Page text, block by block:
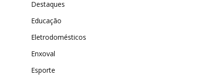
Destaques
Educação
Eletrodomésticos
Enxoval
Esporte